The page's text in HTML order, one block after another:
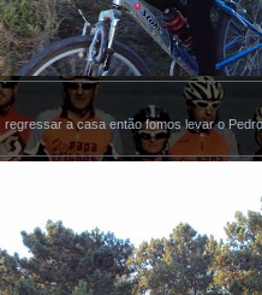
a casa então fomos levar o